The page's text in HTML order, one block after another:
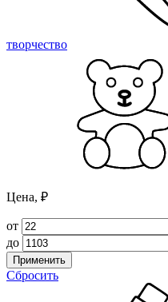
творчество
Цена, ₽
от
до
Применить
Сбросить